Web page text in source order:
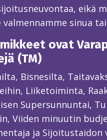
eikä
valmennamme sinua
ovat
(TM)
Bisnesilta,
Liiketoiminta,
Supersunnuntai,
Viiden minuutin
ja Sijoitustaidon